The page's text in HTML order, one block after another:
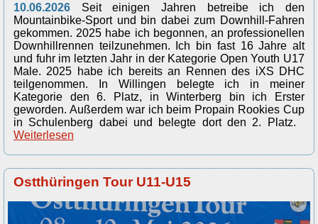
10.06.2026
Seit einigen Jahren betreibe ich den
Mountainbike-Sport und bin dabei zum Downhill-Fahren
gekommen. 2025 habe ich begonnen, an professionellen
Downhillrennen teilzunehmen. Ich bin fast 16 Jahre alt
und fuhr im letzten Jahr in der Kategorie Open Youth U17
Male. 2025 habe ich bereits an Rennen des iXS DHC
teilgenommen. In Willingen belegte ich in meiner
Kategorie den 6. Platz, in Winterberg bin ich Erster
geworden. Außerdem war ich beim Propain Rookies Cup
in Schulenberg dabei und belegte dort den 2. Platz.
Weiterlesen
Ostthüringen Tour U11-U15